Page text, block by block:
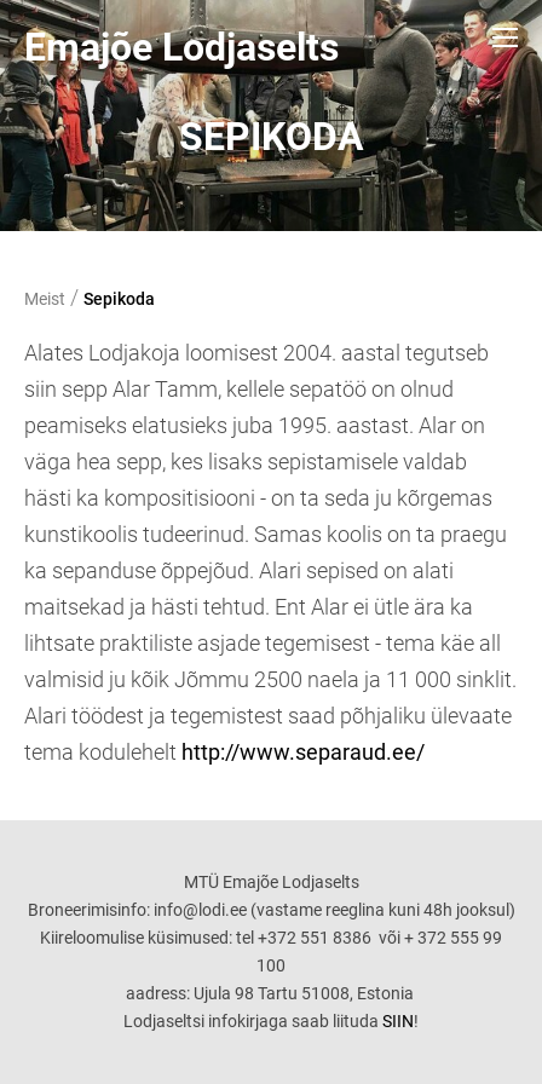
Emajõe Lodjaselts
SEPIKODA
Meist / Sepikoda
Alates Lodjakoja loomisest 2004. aastal tegutseb
siin sepp Alar Tamm, kellele sepatöö on olnud
peamiseks elatusieks juba 1995. aastast. Alar on
väga hea sepp, kes lisaks sepistamisele valdab
hästi ka kompositisiooni - on ta seda ju kõrgemas
kunstikoolis tudeerinud. Samas koolis on ta praegu
ka sepanduse õppejõud. Alari sepised on alati
maitsekad ja hästi tehtud. Ent Alar ei ütle ära ka
lihtsate praktiliste asjade tegemisest - tema käe all
valmisid ju kõik Jõmmu 2500 naela ja 11 000 sinklit.
Alari töödest ja tegemistest saad põhjaliku ülevaate
tema kodulehelt http://www.separaud.ee/
MTÜ Emajõe Lodjaselts
Broneerimisinfo: info@lodi.ee (vastame reeglina kuni 48h jooksul)
Kiireloomulise küsimused: tel +372 551 8386 või + 372 555 99
100
aadress: Ujula 98 Tartu 51008, Estonia
Lodjaseltsi infokirjaga saab liituda SIIN!